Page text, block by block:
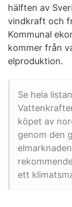
hälften av
vindkraft och
Kommunal
kommer från
elproduktion.
Se hela
köpet av
genom den
ett